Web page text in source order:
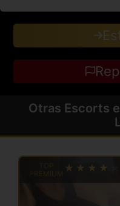
Otras Escorts